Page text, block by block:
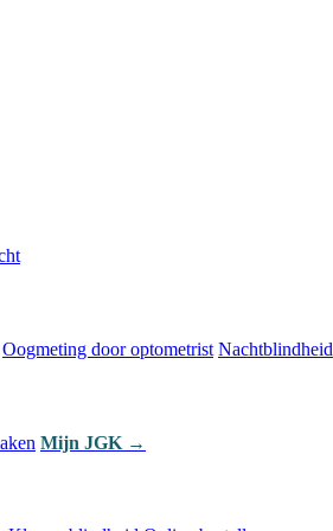
Oogmeting door optometrist Nachtblindheid
Mijn JGK →